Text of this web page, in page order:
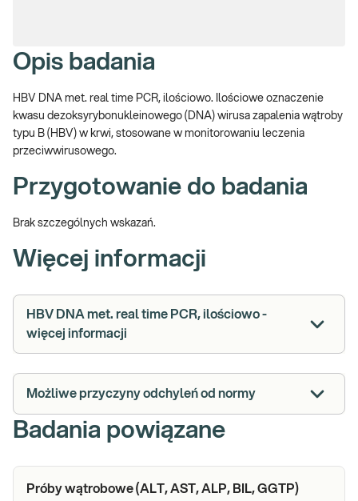
Opis badania
HBV DNA met. real time PCR, ilościowo. Ilościowe oznaczenie
kwasu dezoksyrybonukleinowego (DNA) wirusa zapalenia wątroby
typu B (HBV) w krwi, stosowane w monitorowaniu leczenia
przeciwwirusowego.
Przygotowanie do badania
Brak szczególnych wskazań.
Więcej informacji
HBV DNA met. real time PCR, ilościowo -
więcej informacji
Możliwe przyczyny odchyleń od normy
Badania powiązane
Próby wątrobowe (ALT, AST, ALP, BIL, GGTP)